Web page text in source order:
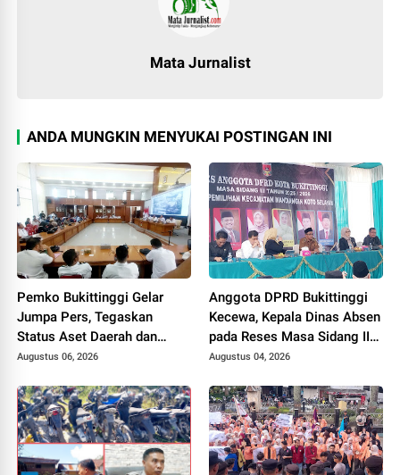
Mata Jurnalist
ANDA MUNGKIN MENYUKAI POSTINGAN INI
Pemko Bukittinggi Gelar
Jumpa Pers, Tegaskan
Status Aset Daerah dan
Klarifikasi Lahan di Kawasan
Augustus 06, 2026
Anggota DPRD Bukittinggi
Kecewa, Kepala Dinas Absen
pada Reses Masa Sidang III
periode 2025/ 2026.
Augustus 04, 2026